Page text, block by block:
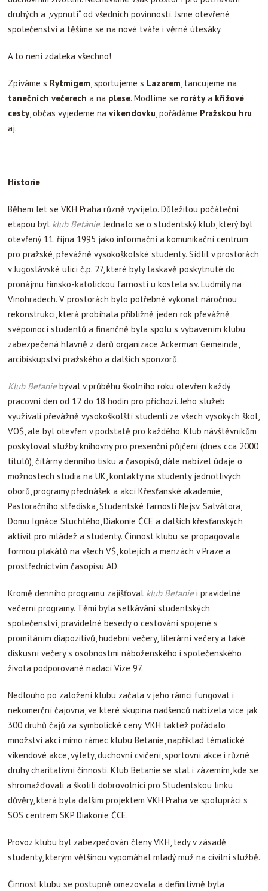
druhých a „vypnutí“ od všedních povinností. Jsme otevřené
společenství a těšíme se na nové tváře i věrné útesáky.
A to není zdaleka všechno!
Zpíváme s Rytmigem, sportujeme s Lazarem, tancujeme na
tanečních večerech a na plese. Modlíme se rorátya křížové
cesty, občas vyjedeme na víkendovku, pořádáme Pražskou hru
aj.
Historie
Během let se VKH Praha různě vyvíjelo. Důležitou počáteční
etapou byl klub Betánie. Jednalo se o studentský klub, který byl
otevřený 11. října 1995 jako informační a komunikační centrum
pro pražské, převážně vysokoškolské studenty. Sídlil v prostorách
v Jugoslávské ulici č.p. 27, které byly laskavě poskytnuté do
pronájmu římsko-katolickou farností u kostela sv. Ludmily na
Vinohradech. V prostorách bylo potřebné vykonat náročnou
rekonstrukci, která probíhala přibližně jeden rok převážně
svépomocí studentů a finančně byla spolu s vybavením klubu
zabezpečená hlavně z darů organizace Ackerman Gemeinde,
arcibiskupství pražského a dalších sponzorů.
Klub Betanie býval v průběhu školního roku otevřen každý
pracovní den od 12 do 18 hodin pro příchozí. Jeho služeb
využívali převážně vysokoškolští studenti ze všech vysokých škol,
VOŠ, ale byl otevřen v podstatě pro každého. Klub návštěvníkům
poskytoval služby knihovny pro presenční půjčení (dnes cca 2000
titulů), čítárny denního tisku a časopisů, dále nabízel údaje o
možnostech studia na UK, kontakty na studenty jednotlivých
oborů, programy přednášek a akcí Křesťanské akademie,
Pastoračního střediska, Studentské farnosti Nejsv. Salvátora,
Domu Ignáce Stuchlého, Diakonie ČCE a dalších křesťanských
aktivit pro mládež a studenty. Činnost klubu se propagovala
formou plakátů na všech VŠ, kolejích a menzách v Praze a
prostřednictvím časopisu AD.
Kromě denního programu zajišťoval klub Betanie i pravidelné
večerní programy. Těmi byla setkávání studentských
společenství, pravidelné besedy o cestování spojené s
promítáním diapozitivů, hudební večery, literární večery a také
diskusní večery s osobnostmi náboženského i společenského
života podporované nadací Vize 97.
Nedlouho po založení klubu začala v jeho rámci fungovat i
nekomerční čajovna, ve které skupina nadšenců nabízela více jak
300 druhů čajů za symbolické ceny. VKH taktéž pořádalo
množství akcí mimo rámec klubu Betanie, například tématické
víkendové akce, výlety, duchovní cvičení, sportovní akce i různé
druhy charitativní činnosti. Klub Betanie se stal i zázemím, kde se
shromažďovali a školili dobrovolníci pro Studentskou linku
důvěry, která byla dalším projektem VKH Praha ve spolupráci s
SOS centrem SKP Diakonie ČCE.
Provoz klubu byl zabezpečován členy VKH, tedy v zásadě
studenty, kterým většinou vypomáhal mladý muž na civilní službě.
Činnost klubu se postupně omezovala a definitivně byla